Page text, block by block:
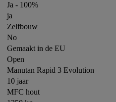
Ja - 100%
ja
Zelfbouw
No
Gemaakt in de EU
Open
Manutan Rapid 3 Evolution
10 jaar
MFC hout